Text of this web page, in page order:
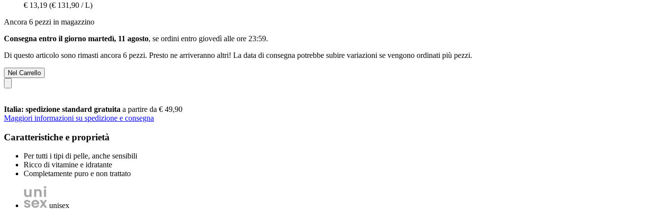
€ 13,19 (€ 131,90 / L)
Ancora 6 pezzi in magazzino
Consegna entro il giorno martedì, 11 agosto, se ordini entro giovedì alle ore 23:59.
Di questo articolo sono rimasti ancora 6 pezzi. Presto ne arriveranno altri! La data di consegna potrebbe subire variazioni se vengono ordinati più pezzi.
Nel Carrello
Italia: spedizione standard gratuita a partire da € 49,90
Maggiori informazioni su spedizione e consegna
Caratteristiche e proprietà
Per tutti i tipi di pelle, anche sensibili
Ricco di vitamine e idratante
Completamente puro e non trattato
unisex